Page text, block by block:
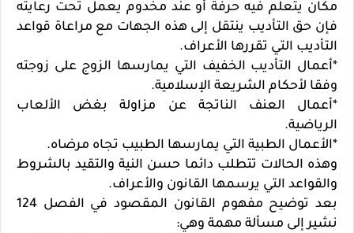
مكان يتعلم فيه حرفة أو عند مخدوم يعمل تحت رعايته
فإن حق التأديب ينتقل إلى هذه الجهات مع مراعاة قواعد
التأديب التي تقررها الأعراف.
*أعمال التأديب الخفيف التي يمارسها الزوج على زوجته
وفقا لأحكام الشريعة الإسلامية.
*أعمال العنف الناتجة عن مزاولة بغض الألعاب
الرياضية.
*الأعمال الطبية التي يمارسها الطبيب تجاه مرضاه.
وهذه الحالات تتطلب دائما حسن النية والتقيد بالشروط
والقواعد التي يرسمها القانون والأعراف.
بعد توضيح مفهوم القانون المقصود في الفصل 124
نشير إلى مسألة مهمة وهي: